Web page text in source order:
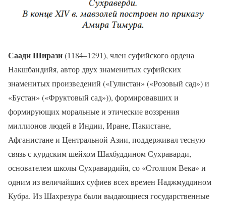
Саади Ширази(1184–1291), член суфийского ордена
Накшбандийя, автор двух знаменитых суфийских
знаменитых произведений («Гулистан» («Розовый сад») и
«Бустан» («Фруктовый сад»)), формировавших и
формирующих моральные и этические воззрения
миллионов людей в Индии, Иране, Пакистане,
Афганистане и Центральной Азии, поддерживал тесную
связь с курдским шейхом Шахбуддином Сухраварди,
основателем школы Сухравардийя, со «Столпом Века» и
одним из величайших суфиев всех времен Наджмуддином
Кубра. Из Шахрезура были выдающиеся государственные